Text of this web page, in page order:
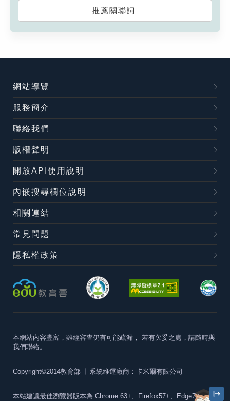
推薦關聯詞
:::
網站導覽
服務簡介
聯絡我們
版權聲明
開放API使用說明
內嵌搜尋欄位說明
相關連結
常見問題
隱私權政策
本網站內容豐富，雖經審查仍有可能疏漏， 若有欠妥之處，請隨時與
我們聯絡。
Copyright©2014教育部 丨系統維運廠商：卡米爾有限公司
本站建議最佳瀏覽器版本為 Chrome 63+、Firefox57+、Edge79+及